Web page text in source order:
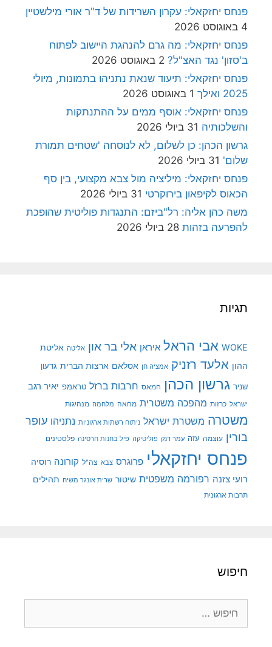
פנחס יחזקאלי: עקרון השרידות של ד"ר אורי מילשטיין
4 באוגוסט 2026
פנחס יחזקאלי: מה גרם להנהגת היישוב לפתוח
ב'סזון' נגד האצ"ל? 2 באוגוסט 2026
פנחס יחזקאלי: תיעוד שנאת נתניהו בתמונות, מיולי
2025 ואילך
1 באוגוסט 2026
פנחס יחזקאלי: אוסף ממים על ההתנתקות
והשלכותיה 31 ביולי 2026
גרשון הכהן: כן לשלום, לא לנוסחה 'שטחים תמורת
שלום' 31 ביולי 2026
פנחס יחזקאלי: מיליציה מול צבא מקצועי, בין סף
הכאוס לקיפאון בירוקרטי 31 ביולי 2026
משה כהן אליה: רל"ביזם: התנגדות פוליטית שהופכת
להפרעה בזהות 28 ביולי 2026
תגיות
WOKE אבי הראל איראן אלי בר און אליטה אליטת
ההון אלעד רזניק אמציה חן אסלאם ארצות הברית גדעון
שניר גרשון הכהן חמאס חרבות ברזל טראמפ יאיר רגב
ישראל כרזות מהפכה משטרית מחאה מלחמה מנהיגות
משטרה משטרת ישראל ניתוח רשתות ארגוניות נתניהו עופר
בורין עוצמה עזה עמר דנק פוליטיקה פיל בחנות חרסינה פלסטינים
פנחס יחזקאלי פרוגרס צבא צה"ל קורונה רוסיה
רועי צזנה רפורמה משפטית שיטור שרית אונגר משיח תהילים
תרבות ארגונית
חיפוש